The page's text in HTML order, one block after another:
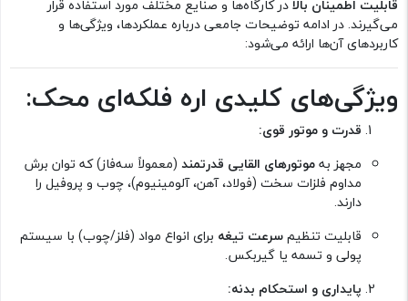
قابلیت اطمینان بالادر کارگاه‌ها و صنایع مختلف مورد استفاده قرار
می‌گیرند. در ادامه توضیحات جامعی درباره عملکردها، ویژگی‌ها و
کاربردهای آن‌ها ارائه می‌شود:
ویژگی‌های کلیدی اره فلکه‌ای محک:
قدرت و موتور قوی:
مجهز بهموتورهای القایی قدرتمند (معمولاً سه‌فاز) که توان برش
مداوم فلزات سخت (فولاد، آهن، آلومینیوم)، چوب و پروفیل را
دارند.
قابلیت تنظیمسرعت تیغه برای انواع مواد (فلز/چوب) با سیستم
پولی و تسمه یا گیربکس.
پایداری و استحکام بدنه: